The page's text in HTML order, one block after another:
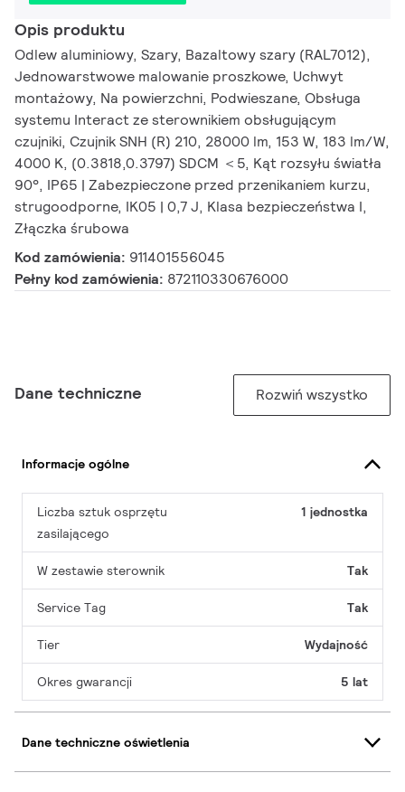
Opis produktu
Odlew aluminiowy, Szary, Bazaltowy szary (RAL7012),
Jednowarstwowe malowanie proszkowe, Uchwyt
montażowy, Na powierzchni, Podwieszane, Obsługa
systemu Interact ze sterownikiem obsługującym
czujniki, Czujnik SNH (R) 210, 28000 lm, 153 W, 183 lm/W,
4000 K, (0.3818,0.3797) SDCM ＜5, Kąt rozsyłu światła
90°, IP65 | Zabezpieczone przed przenikaniem kurzu,
strugoodporne, IK05 | 0,7 J, Klasa bezpieczeństwa I,
Złączka śrubowa
Kod zamówienia: 911401556045
Pełny kod zamówienia: 872110330676000
Dane techniczne Rozwiń wszystko
Informacje ogólne
Liczba sztuk osprzętu
zasilającego
1 jednostka
W zestawie sterownik Tak
Service Tag Tak
Tier Wydajność
Okres gwarancji 5 lat
Dane techniczne oświetlenia